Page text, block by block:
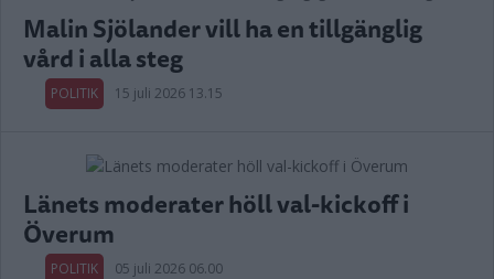
Malin Sjölander vill ha en tillgänglig
vård i alla steg
POLITIK 15 juli 2026 13.15
Länets moderater höll val-kickoff i
Överum
POLITIK 05 juli 2026 06.00